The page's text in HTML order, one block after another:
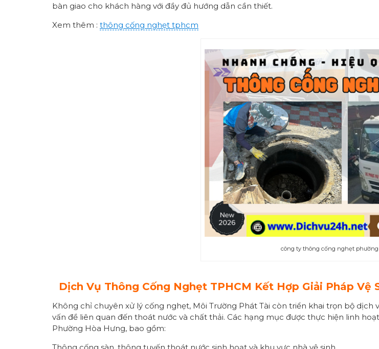
bàn giao cho khách hàng với đầy đủ hướng dẫn cần thiết.
Xem thêm : thông cống nghẹt tphcm
công ty thông cống nghẹt
Dịch Vụ Thông Cống Nghẹt TPHCM Kết Hợp Giải Pháp Vệ
Không chỉ chuyên xử lý cống nghẹt, Môi Trường Phát Tài còn triển khai trọn bộ
vấn đề liên quan đến thoát nước và chất thải. Các hạng mục được thực hiện linh
Phường Hòa Hưng, bao gồm:
Thông cống sàn, thông tuyến thoát nước sinh hoạt và khu vực nhà vệ sinh